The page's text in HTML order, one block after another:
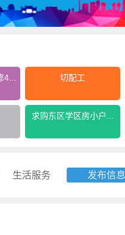
切配工
求购东区学区房小户...
生活服务 发布信息